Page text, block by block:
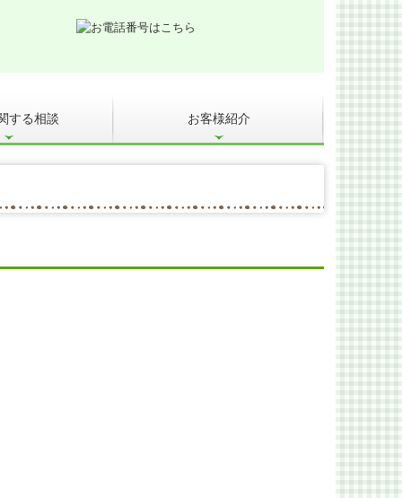
する相談
業承継を支援
お客様紹介